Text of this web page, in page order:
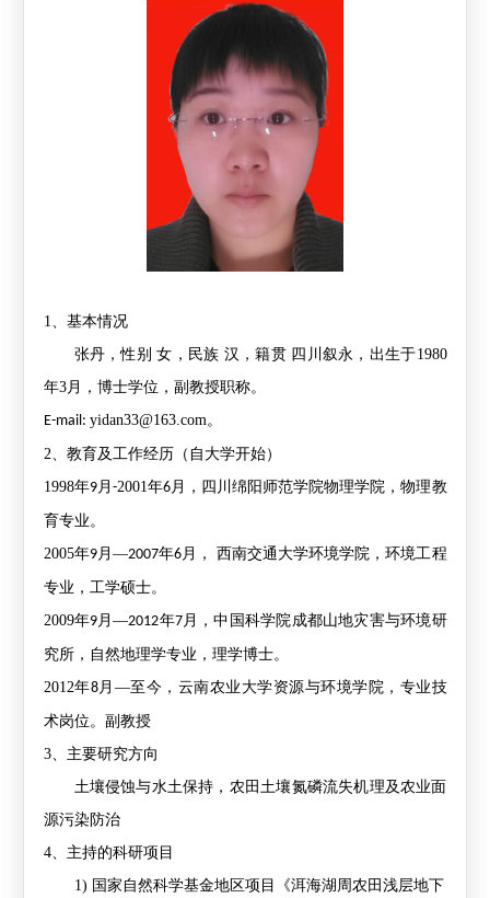
1 、基本情况
张丹 ，性别 女 ， 民族 汉 ，籍贯 四川叙永 ，出生于1980
年3月， 博士学位，副教授职称。
E-mail: yidan33@163.com 。
2 、教育及工作经历（自大学开始）
1998年9月 -2001年6月， 四川绵阳师范学院物理学院，物理教
育专业。
2005年9月—2007年6月， 西南交通大学环境学院，环境工程
专业，工学硕士。
2009年9月—2012年7月，中国科学院成都山地灾害与环境研
究所，自然地理学专业，理学博士。
2012年8月—至今，云南农业大学资源与环境学院，专业技
术岗位。副教授
3、主要研究方向
土壤侵蚀与水土保持，农田土壤氮磷流失机理及农业面
源污染防治
4、主持的科研项目
1) 国家自然科学基金地区项目《洱海湖周农田浅层地下